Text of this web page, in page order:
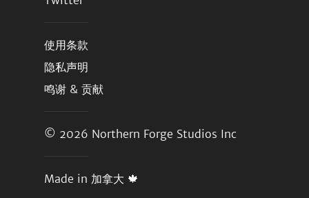
使用条款
隐私声明
鸣谢 & 贡献
© 2026 Northern Forge Studios Inc
Made in 加拿大 🍁